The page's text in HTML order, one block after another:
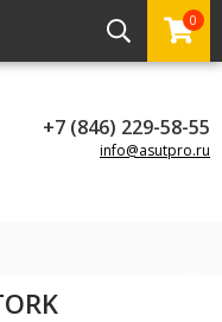
0
+7 (846) 229-58-55
info@asutpro.ru